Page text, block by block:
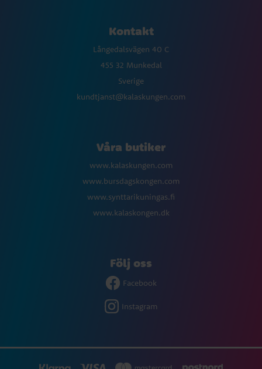
Kontakt
Långedalsvägen 40 C
455 32 Munkedal
Sverige
kundtjanst@kalaskungen.com
Våra butiker
www.kalaskungen.com
www.bursdagskongen.com
www.synttarikuningas.fi
www.kalaskongen.dk
Följ oss
Facebook
Instagram